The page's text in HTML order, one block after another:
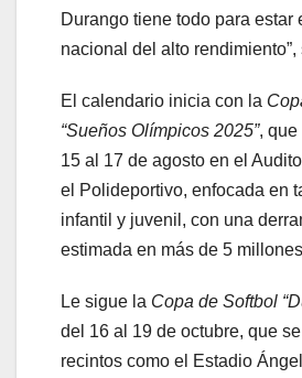
Durango tiene todo para estar
nacional del alto rendimiento”,
El calendario inicia con la
“Sueños Olímpicos 2025”, que
15 al 17 de agosto en el
el Polideportivo, enfocada en
infantil y juvenil, con una
estimada en más de 5
Le sigue la Copa de Softbol
del 16 al 19 de octubre, que
recintos como el Estadio